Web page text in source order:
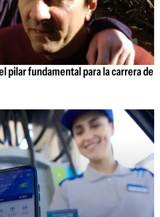
pilar fundamental para la carrera de